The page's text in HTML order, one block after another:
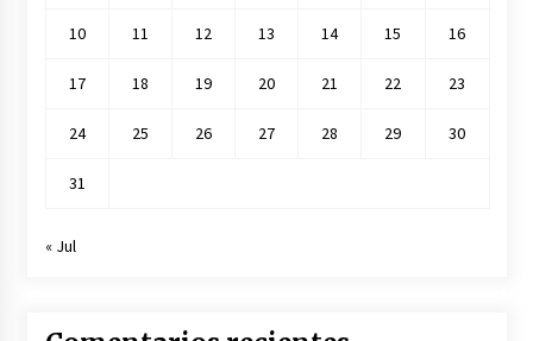
10 11 12 13 14 15 16
17 18 19 20 21 22 23
24 25 26 27 28 29 30
31
« Jul